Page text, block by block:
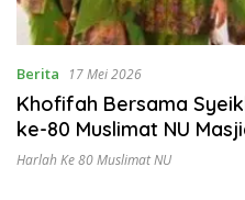
Berita 17 Mei 2026
Khofifah Bersama
ke-80 Muslimat NU
Harlah Ke 80 Muslimat NU